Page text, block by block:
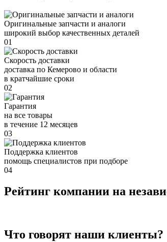
Оригинальные запчасти и аналоги
широкий выбор качественных деталей
01
Скорость доставки
доставка по Кемерово и области
в кратчайшие сроки
02
Гарантия
на все товары
в течение 12 месяцев
03
Поддержка клиентов
помощь специалистов при подборе
04
Рейтинг компании на
Что говорят наши клиенты?